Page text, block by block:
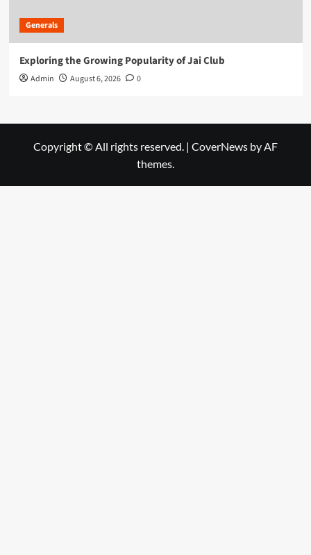
Generals
Exploring the Growing Popularity of Jai Club
Admin August 6, 2026 0
Copyright © All rights reserved. | CoverNews by AF
themes.